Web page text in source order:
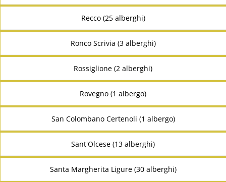
Recco (25 alberghi)
Ronco Scrivia (3 alberghi)
Rossiglione (2 alberghi)
Rovegno (1 albergo)
San Colombano Certenoli (1 albergo)
Sant'Olcese (13 alberghi)
Santa Margherita Ligure (30 alberghi)